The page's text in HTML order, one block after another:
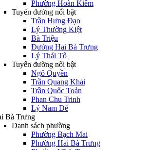
Phường Hoàn Kiếm
Tuyến đường nổi bật
Trần Hưng Đạo
Lý Thường Kiệt
Bà Triệu
Đường Hai Bà Trưng
Lý Thái Tổ
Tuyến đường nổi bật
Ngô Quyền
Trần Quang Khải
Trần Quốc Toản
Phan Chu Trinh
Lý Nam Đế
Bà Trưng
Danh sách phường
Phường Bạch Mai
Phường Hai Bà Trưng